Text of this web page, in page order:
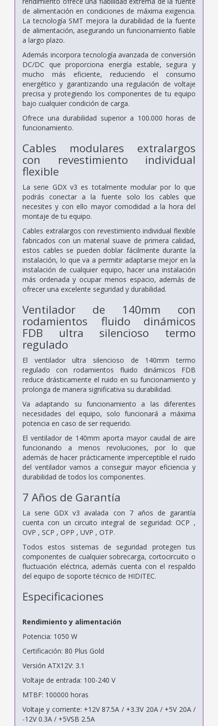
de alimentación en condiciones de máxima exigencia.
La tecnología SMT mejora la durabilidad de la fuente
de alimentación, asegurando un funcionamiento fiable
a largo plazo.
Además incorpora tecnología avanzada de conversión
DC/DC que proporciona energía estable, segura y
mucho más eficiente, reduciendo el consumo
energético y garantizando una regulación de voltaje
precisa y protegiendo los componentes de tu equipo
bajo cualquier condición de carga.
Ofrece una durabilidad superior a 100.000 horas de
funcionamiento.
Cables modulares extralargos
con revestimiento individual
flexible
La serie GDX v3 es totalmente modular por lo que
podrás conectar a la fuente solo los cables que
necesites y con ello mayor comodidad a la hora del
montaje de tu equipo.
Cables extralargos con revestimiento individual flexible
fabricados con un material suave de primera calidad,
estos cables se pueden doblar fácilmente durante la
instalación, lo que va a permitir adaptarse mejor en la
instalación de cualquier equipo, hacer una instalación
más ordenada y ocupar menos espacio, además de
ofrecer una excelente seguridad y durabilidad.
Ventilador de 140mm con
rodamientos fluido dinámicos
FDB ultra silencioso termo
regulado
El ventilador ultra silencioso de 140mm termo
regulado con rodamientos fluido dinámicos FDB
reduce drásticamente el ruido en su funcionamiento y
prolonga de manera significativa su durabilidad.
Va adaptando su funcionamiento a las diferentes
necesidades del equipo, solo funcionará a máxima
potencia en caso de ser requerido.
El ventilador de 140mm aporta mayor caudal de aire
funcionando a menos revoluciones, por lo que
además de hacer prácticamente imperceptible el ruido
del ventilador vamos a conseguir mayor eficiencia y
durabilidad de todos los componentes.
7 Años de Garantía
La serie GDX v3 avalada con 7 años de garantía
cuenta con un circuito integral de seguridad: OCP ,
OVP , SCP , OPP , UVP , OTP.
Todos estos sistemas de seguridad protegen tus
componentes de cualquier sobrecarga, cortocircuito o
fluctuación eléctrica, además cuenta con el respaldo
del equipo de soporte técnico de HIDITEC.
Especificaciones
Rendimiento y alimentación
Potencia: 1050 W
Certificación: 80 Plus Gold
Versión ATX12V: 3.1
Voltaje de entrada: 100-240 V
MTBF: 100000 horas
Voltaje y corriente: +12V 87.5A / +3.3V 20A / +5V 20A /
-12V 0.3A / +5VSB 2.5A